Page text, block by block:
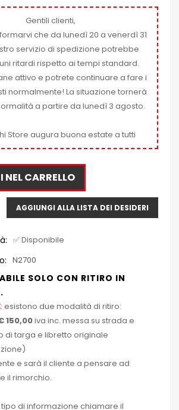
Gentili clienti,
che da lunedì 20 a venerdì 31
servizio di spedizione potrebbe
ritardi rispetto ai tempi standard.
attivo e potrete continuare a fare i
normalmente! La situazione tornerà
a partire da lunedì 3 agosto.
Store augura buona estate a tutti
CARRELLO
AGGIUNGI ALLA LISTA DEI DESIDERI
✅ Disponibile
N2700
SOLO CON RITIRO IN
: esistono due modalità di ritiro:
150,00iva inc. messa su strada e
di targa e libretto originale
e sarà il cliente a pensare ad
il rimorchio.
di informazione chiamare il